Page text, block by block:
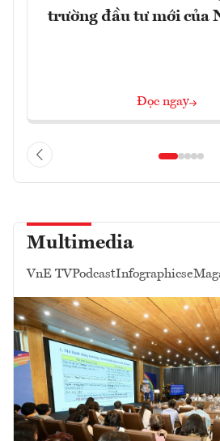
trường đầu tư mới của
Đọc ngay
Multimedia
VnE TVPodcastInfographics